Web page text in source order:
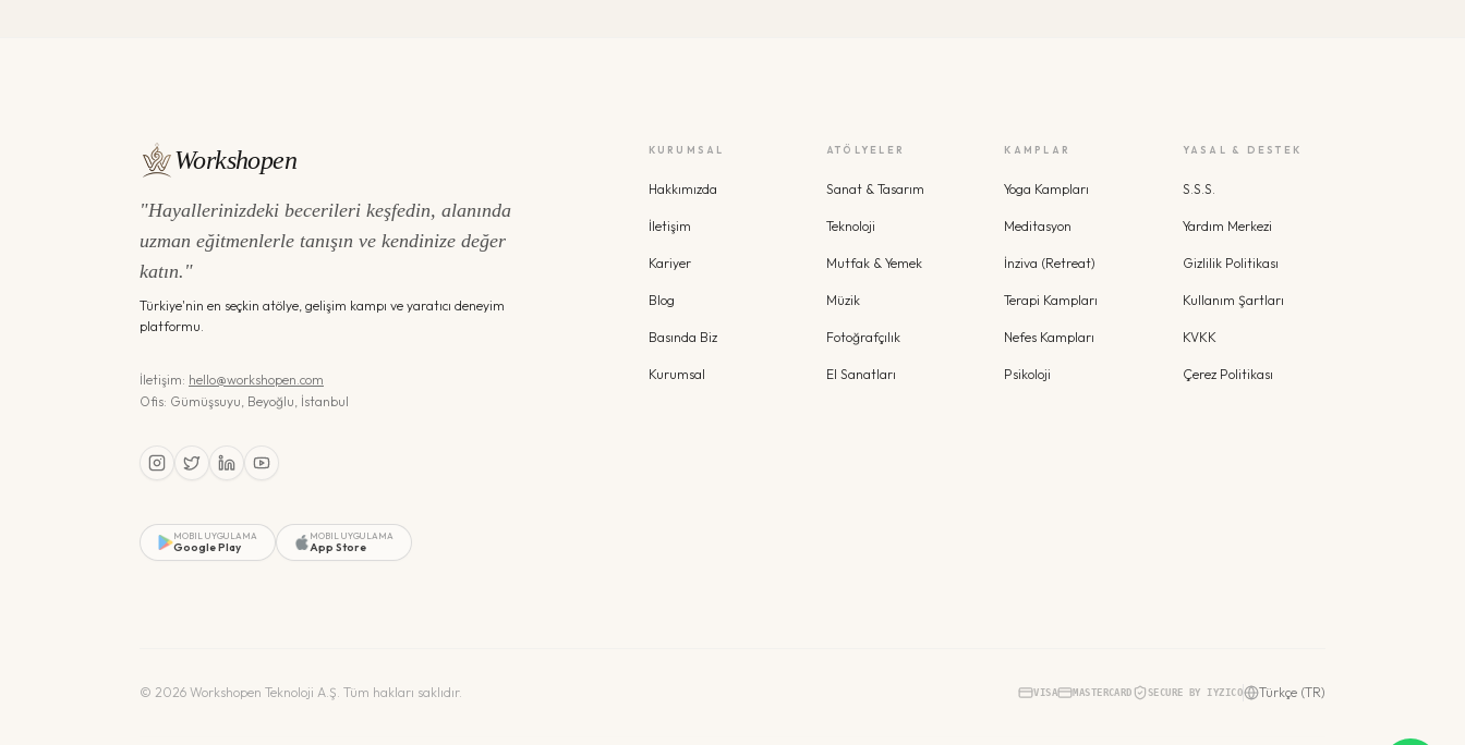
Workshopen
"Hayallerinizdeki becerileri keşfedin, alanında
uzman eğitmenlerle tanışın ve kendinize değer
katın."
Türkiye'nin en seçkin atölye, gelişim kampı ve yaratıcı deneyim
platformu.
İletişim: hello@workshopen.com
Ofis: Gümüşsuyu, Beyoğlu, İstanbul
MOBIL UYGULAMA
Google Play
MOBIL UYGULAMA
App Store
KURUMSAL
Hakkımızda
İletişim
Kariyer
Blog
Basında Biz
Kurumsal
ATÖLYELER
Sanat & Tasarım
Teknoloji
Mutfak & Yemek
Müzik
Fotoğrafçılık
El Sanatları
KAMPLAR
Yoga Kampları
Meditasyon
İnziva (Retreat)
Terapi Kampları
Nefes Kampları
Psikoloji
YASAL & DESTEK
S.S.S.
Yardım Merkezi
Gizlilik Politikası
Kullanım Şartları
KVKK
Çerez Politikası
© 2026 Workshopen Teknoloji A.Ş. Tüm hakları saklıdır. VISA MASTERCARD SECURE BY IYZICO Türkçe (TR)